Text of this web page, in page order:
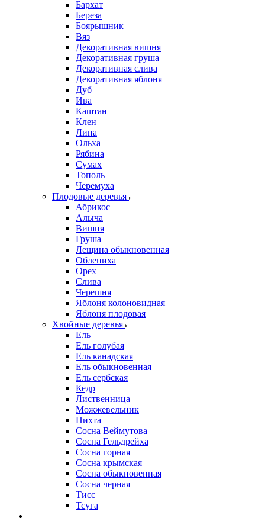
Бархат
Береза
Боярышник
Вяз
Декоративная вишня
Декоративная груша
Декоративная слива
Декоративная яблоня
Дуб
Ива
Каштан
Клен
Липа
Ольха
Рябина
Сумах
Тополь
Черемуха
Плодовые деревья
Абрикос
Алыча
Вишня
Груша
Лещина обыкновенная
Облепиха
Орех
Слива
Черешня
Яблоня колоновидная
Яблоня плодовая
Хвойные деревья
Ель
Ель голубая
Ель канадская
Ель обыкновенная
Ель сербская
Кедр
Лиственница
Можжевельник
Пихта
Сосна Веймутова
Сосна Гельдрейха
Сосна горная
Сосна крымская
Сосна обыкновенная
Сосна черная
Тисс
Тсуга